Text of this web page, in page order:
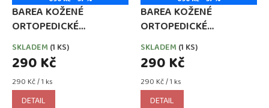
BAREA KOŽENÉ
ORTOPEDICKÉ
PANTOFLE TMAVĚ
RŮŽOVÉ
SKLADEM (1 KS)
290 Kč
Měrná
cena:
290 Kč / 1 ks
DETAIL
BAREA KOŽENÉ
ORTOPEDICKÉ
PANTOFLE ZELENÉ
SKLADEM (1 KS)
290 Kč
Měrná
cena:
290 Kč / 1 ks
DETAIL